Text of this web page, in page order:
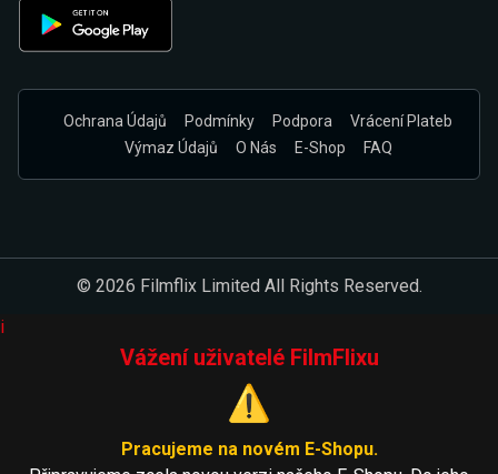
Ochrana Údajů Podmínky Podpora
Vrácení Plateb
Výmaz Údajů
O Nás E-Shop FAQ
© 2026 Filmflix Limited All Rights Reserved.
i
Vážení uživatelé FilmFlixu
⚠️
Pracujeme na novém E-Shopu.